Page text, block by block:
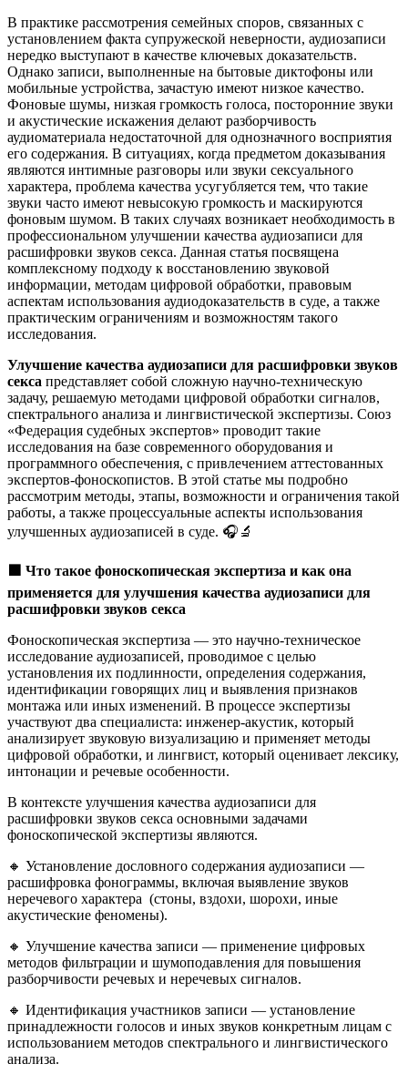
В практике рассмотрения семейных споров, связанных с
установлением факта супружеской неверности, аудиозаписи
нередко выступают в качестве ключевых доказательств.
Однако записи, выполненные на бытовые диктофоны или
мобильные устройства, зачастую имеют низкое качество.
Фоновые шумы, низкая громкость голоса, посторонние звуки
и акустические искажения делают разборчивость
аудиоматериала недостаточной для однозначного восприятия
его содержания. В ситуациях, когда предметом доказывания
являются интимные разговоры или звуки сексуального
характера, проблема качества усугубляется тем, что такие
звуки часто имеют невысокую громкость и маскируются
фоновым шумом. В таких случаях возникает необходимость в
профессиональном улучшении качества аудиозаписи для
расшифровки звуков секса. Данная статья посвящена
комплексному подходу к восстановлению звуковой
информации, методам цифровой обработки, правовым
аспектам использования аудиодоказательств в суде, а также
практическим ограничениям и возможностям такого
исследования.
Улучшение качества аудиозаписи для расшифровки звуков
секса представляет собой сложную научно-техническую
задачу, решаемую методами цифровой обработки сигналов,
спектрального анализа и лингвистической экспертизы. Союз
«Федерация судебных экспертов» проводит такие
исследования на базе современного оборудования и
программного обеспечения, с привлечением аттестованных
экспертов-фоноскопистов. В этой статье мы подробно
рассмотрим методы, этапы, возможности и ограничения такой
работы, а также процессуальные аспекты использования
улучшенных аудиозаписей в суде. 🎧🔬
Что такое фоноскопическая экспертиза и как она
применяется для улучшения качества аудиозаписи для
расшифровки звуков секса
Фоноскопическая экспертиза — это научно-техническое
исследование аудиозаписей, проводимое с целью
установления их подлинности, определения содержания,
идентификации говорящих лиц и выявления признаков
монтажа или иных изменений. В процессе экспертизы
участвуют два специалиста: инженер-акустик, который
анализирует звуковую визуализацию и применяет методы
цифровой обработки, и лингвист, который оценивает лексику,
интонации и речевые особенности.
В контексте улучшения качества аудиозаписи для
расшифровки звуков секса основными задачами
фоноскопической экспертизы являются.
🔸 Установление дословного содержания аудиозаписи —
расшифровка фонограммы, включая выявление звуков
неречевого характера (стоны, вздохи, шорохи, иные
акустические феномены).
🔸 Улучшение качества записи — применение цифровых
методов фильтрации и шумоподавления для повышения
разборчивости речевых и неречевых сигналов.
🔸 Идентификация участников записи — установление
принадлежности голосов и иных звуков конкретным лицам с
использованием методов спектрального и лингвистического
анализа.